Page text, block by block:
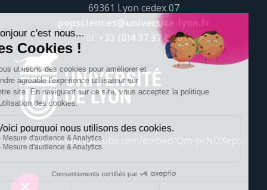
69361 Lyon cedex 07
popsciences@universite-lyon.fr
Tél. +33 (0)4 37 37 82 01
https://www.youtube.com/embed/Qm-prNOXepo